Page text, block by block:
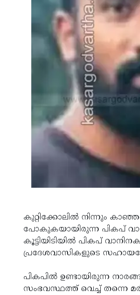
കുറ്റിക്കോലിൽ നിന്നും
പോകുകയായിരുന്ന പികപ്
കൂട്ടിയിടിയിൽ പികപ്
പ്രദേശവാസികളുടെ
പികപിൽ ഉണ്ടായിരുന്ന
സംഭവസ്ഥത്ത് വെച്ച് തന്നെ